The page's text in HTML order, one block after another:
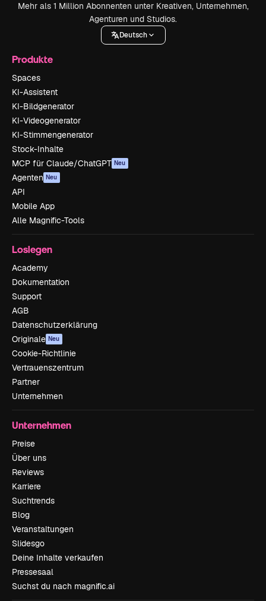
Mehr als 1 Million Abonnenten unter Kreativen, Unternehmen,
Agenturen und Studios.
Deutsch
Produkte
Spaces
KI-Assistent
KI-Bildgenerator
KI-Videogenerator
KI-Stimmengenerator
Stock-Inhalte
MCP für Claude/ChatGPT Neu
Agenten Neu
API
Mobile App
Alle Magnific-Tools
Loslegen
Academy
Dokumentation
Support
AGB
Datenschutzerklärung
Originale Neu
Cookie-Richtlinie
Vertrauenszentrum
Partner
Unternehmen
Unternehmen
Preise
Über uns
Reviews
Karriere
Suchtrends
Blog
Veranstaltungen
Slidesgo
Deine Inhalte verkaufen
Pressesaal
Suchst du nach magnific.ai